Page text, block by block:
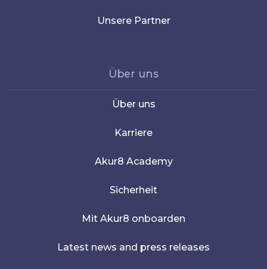
Unsere Partner
Über uns
Über uns
Karriere
Akur8 Academy
Sicherheit
Mit Akur8 onboarden
Latest news and press releases